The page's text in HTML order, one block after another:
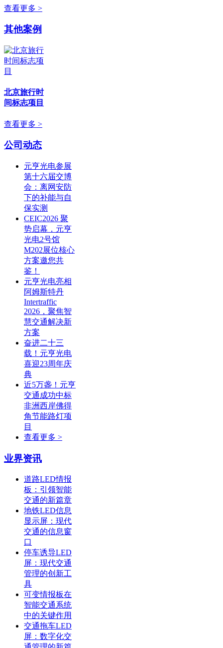
查看更多 >
其他案例
北京旅行时
间标志项目
查看更多 >
公司动态
元亨光电参展
第十六届交博
会：离网安防
下的补能与自
保实测
CEIC2026 聚
势启幕，元亨
光电2号馆
M202展位核心
方案邀您共
鉴！
元亨光电亮相
阿姆斯特丹
Intertraffic
2026，聚焦智
慧交通解决新
方案
奋进二十三
载！元亨光电
喜迎23周年庆
典
近5万盏！元亨
交通成功中标
非洲西岸佛得
角节能路灯项
目
查看更多 >
业界资讯
道路LED情报
板：引领智能
交通的新篇章
地铁LED信息
显示屏：现代
交通的信息窗
口
停车诱导LED
屏：现代交通
管理的创新工
具
可变情报板在
智能交通系统
中的关键作用
交通拖车LED
屏：数字化交